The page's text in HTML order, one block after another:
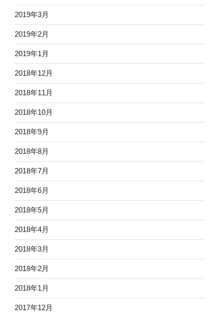
2019年3月
2019年2月
2019年1月
2018年12月
2018年11月
2018年10月
2018年9月
2018年8月
2018年7月
2018年6月
2018年5月
2018年4月
2018年3月
2018年2月
2018年1月
2017年12月